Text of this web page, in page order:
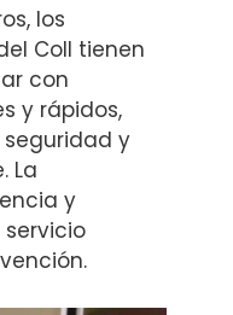
los
Coll tienen
con
y rápidos,
y
La
y